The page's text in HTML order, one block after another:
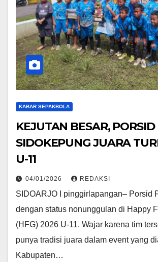
KABAR SEPAKBOLA
KEJUTAN BESAR, PORSID
SIDOKEPUNG JUARA
U-11
04/01/2026 REDAKSI
SIDOARJO I pinggirlapangan– Porsid
dengan status nonunggulan di Happy
(HFG) 2026 U-11. Wajar karena tim
punya tradisi juara dalam event yang
Kabupaten…